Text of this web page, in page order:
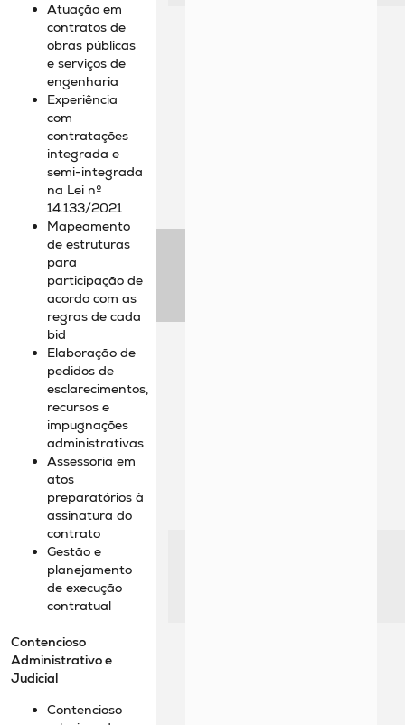
Atuação em
contratos de
obras públicas
e serviços de
engenharia
Experiência
com
contratações
integrada e
semi-integrada
na Lei nº
14.133/2021
Mapeamento
de estruturas
para
participação de
acordo com as
regras de cada
bid
Elaboração de
pedidos de
esclarecimentos,
recursos e
impugnações
administrativas
Assessoria em
atos
preparatórios à
assinatura do
contrato
Gestão e
planejamento
de execução
contratual
Contencioso
Administrativo e
Judicial
Contencioso